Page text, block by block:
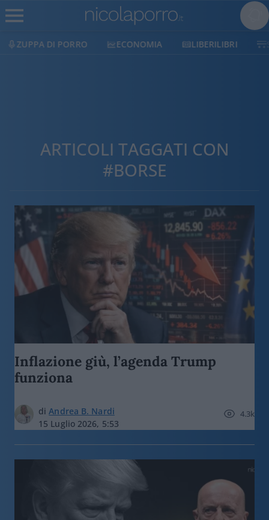
ECONOMIA LIBERILIBRI SHOP SOSTIENICI
ARTICOLI TAGGATI CON
#BORSE
Inflazione giù, l’agenda Trump
funziona
diAndrea B. Nardi
15 Luglio 2026, 5:53
4.3k